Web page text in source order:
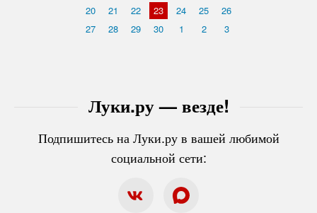
Луки.ру — везде!
Подпишитесь на Луки.ру в вашей любимой
социальной сети:
20
21 22 23 24 25
26
27
28 29 30 1 2 3